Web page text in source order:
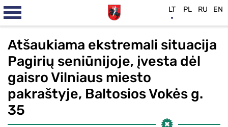
Atšaukiama ekstremali situacija
Pagirių seniūnijoje, įvesta dėl
gaisro Vilniaus miesto
pakraštyje, Baltosios Vokės g.
35
LT PL RU EN